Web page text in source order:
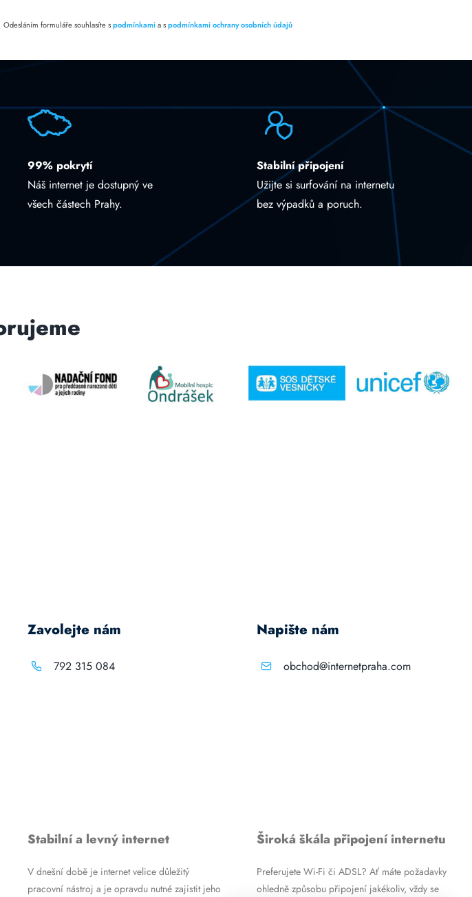
Odesláním formuláře souhlasíte spodmínkamia spodmínkami ochrany osobních údajů
99% pokrytí
Náš internet je dostupný ve
všech částech Prahy.
Stabilní připojení
Užijte si surfování na internetu
bez výpadků a poruch.
Zavolejte nám
792 315 084
Napište nám
obchod@internetpraha.com
Stabilní a levný internet
V dnešní době je internet velice důležitý
pracovní nástroj a je opravdu nutné zajistit jeho
Široká škála připojení internetu
Preferujete Wi-Fi či ADSL? Ať máte požadavky
ohledně způsobu připojení jakékoliv, vždy se